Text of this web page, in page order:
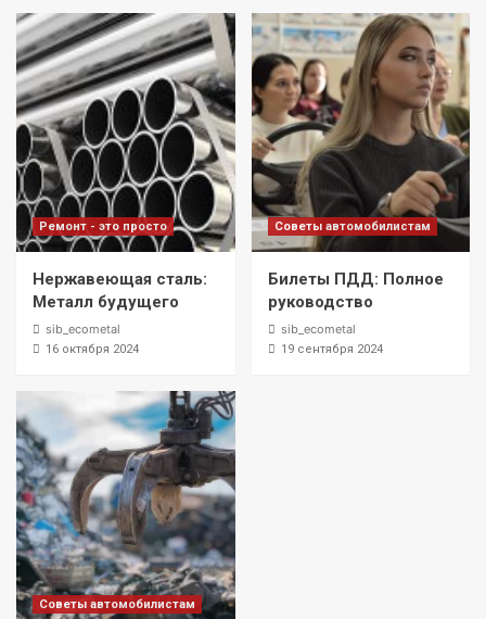
Ремонт - это просто
Нержавеющая сталь:
Металл будущего
sib_ecometal
16 октября 2024
Советы автомобилистам
Билеты ПДД: Полное
руководство
sib_ecometal
19 сентября 2024
Советы автомобилистам